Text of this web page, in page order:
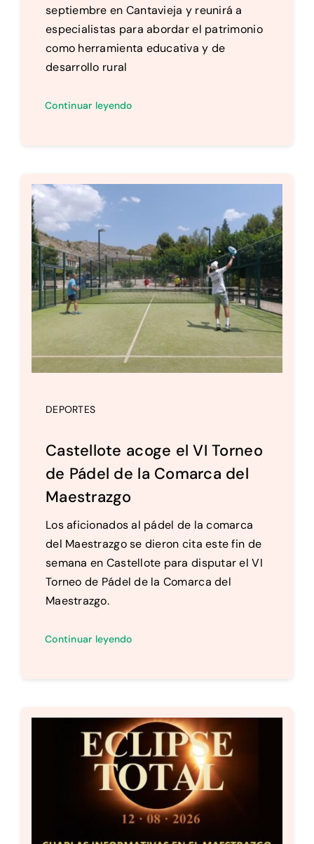
septiembre en Cantavieja y reunirá a
especialistas para abordar el patrimonio
como herramienta educativa y de
desarrollo rural
Continuar leyendo
DEPORTES
Castellote acoge el VI Torneo
de Pádel de la Comarca del
Maestrazgo
Los aficionados al pádel de la comarca
del Maestrazgo se dieron cita este fin de
semana en Castellote para disputar el VI
Torneo de Pádel de la Comarca del
Maestrazgo.
Continuar leyendo